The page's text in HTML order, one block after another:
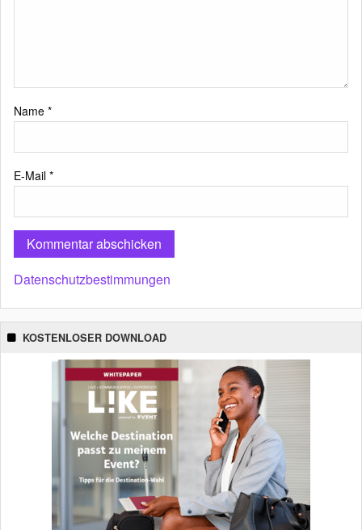
Name *
E-Mail *
Datenschutzbestimmungen
KOSTENLOSER DOWNLOAD